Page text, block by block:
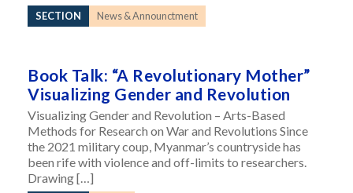
SECTION News & Announctment
Book Talk: “A Revolutionary Mother”
Visualizing Gender and Revolution
Visualizing Gender and Revolution – Arts-Based
Methods for Research on War and Revolutions Since
the 2021 military coup, Myanmar’s countryside has
been rife with violence and off-limits to researchers.
Drawing […]